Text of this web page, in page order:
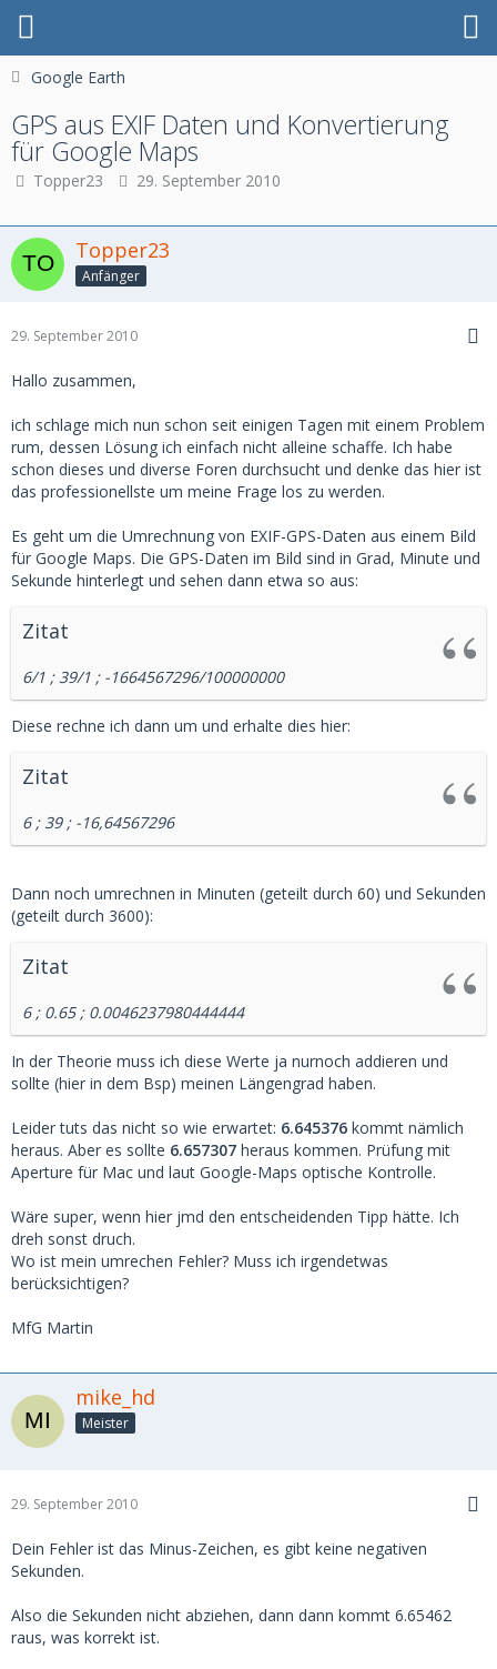
Google Earth
GPS aus EXIF Daten und Konvertierung
für Google Maps
Topper23 29. September 2010
Topper23
Anfänger
29. September 2010
Hallo zusammen,
ich schlage mich nun schon seit einigen Tagen mit einem Problem
rum, dessen Lösung ich einfach nicht alleine schaffe. Ich habe
schon dieses und diverse Foren durchsucht und denke das hier ist
das professionellste um meine Frage los zu werden.
Es geht um die Umrechnung von EXIF-GPS-Daten aus einem Bild
für Google Maps. Die GPS-Daten im Bild sind in Grad, Minute und
Sekunde hinterlegt und sehen dann etwa so aus:
Zitat
6/1 ; 39/1 ; -1664567296/100000000
Diese rechne ich dann um und erhalte dies hier:
Zitat
6 ; 39 ; -16,64567296
Dann noch umrechnen in Minuten (geteilt durch 60) und Sekunden
(geteilt durch 3600):
Zitat
6 ; 0.65 ; 0.0046237980444444
In der Theorie muss ich diese Werte ja nurnoch addieren und
sollte (hier in dem Bsp) meinen Längengrad haben.
Leider tuts das nicht so wie erwartet: 6.645376 kommt nämlich
heraus. Aber es sollte 6.657307 heraus kommen. Prüfung mit
Aperture für Mac und laut Google-Maps optische Kontrolle.
Wäre super, wenn hier jmd den entscheidenden Tipp hätte. Ich
dreh sonst druch.
Wo ist mein umrechen Fehler? Muss ich irgendetwas
berücksichtigen?
MfG Martin
mike_hd
Meister
29. September 2010
Dein Fehler ist das Minus-Zeichen, es gibt keine negativen
Sekunden.
Also die Sekunden nicht abziehen, dann dann kommt 6.65462
raus, was korrekt ist.